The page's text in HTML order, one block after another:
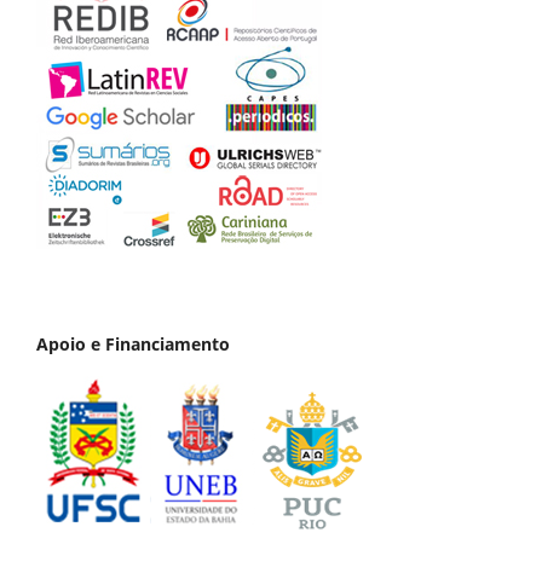
Apoio e Financiamento